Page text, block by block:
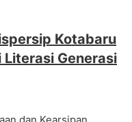
Kotabaru
Literasi Generasi